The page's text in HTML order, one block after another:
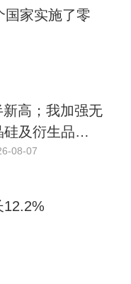
国家实施了零
高；我加强无
及衍生品加
续下滑；欧
08-07
12.2%